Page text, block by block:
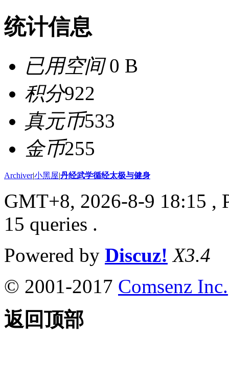
统计信息
已用空间0 B
积分922
真元币533
金币255
Archiver|小黑屋|丹经武学循经太极与健身
GMT+8, 2026-8-9 18:15 ,
15 queries .
Powered by Discuz! X3.4
© 2001-2017 Comsenz Inc.
返回顶部